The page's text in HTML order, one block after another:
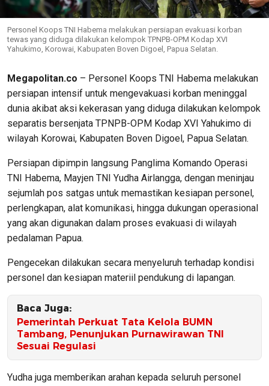
Personel Koops TNI Habema melakukan persiapan evakuasi korban
tewas yang diduga dilakukan kelompok TPNPB-OPM Kodap XVI
Yahukimo, Korowai, Kabupaten Boven Digoel, Papua Selatan.
Megapolitan.co – Personel Koops TNI Habema melakukan
persiapan intensif untuk mengevakuasi korban meninggal
dunia akibat aksi kekerasan yang diduga dilakukan kelompok
separatis bersenjata TPNPB-OPM Kodap XVI Yahukimo di
wilayah Korowai, Kabupaten Boven Digoel, Papua Selatan.
Persiapan dipimpin langsung Panglima Komando Operasi
TNI Habema, Mayjen TNI Yudha Airlangga, dengan meninjau
sejumlah pos satgas untuk memastikan kesiapan personel,
perlengkapan, alat komunikasi, hingga dukungan operasional
yang akan digunakan dalam proses evakuasi di wilayah
pedalaman Papua.
Pengecekan dilakukan secara menyeluruh terhadap kondisi
personel dan kesiapan materiil pendukung di lapangan.
Baca Juga:
Pemerintah Perkuat Tata Kelola BUMN
Tambang, Penunjukan Purnawirawan TNI
Sesuai Regulasi
Yudha juga memberikan arahan kepada seluruh personel